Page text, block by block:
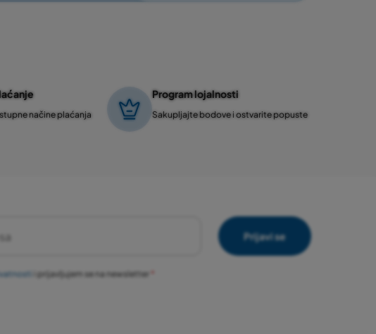
načine plaćanja
Program lojalnosti
Sakupljajte bodove i ostvarite popuste
i prijavljujem se na newsletter
Prijavi se